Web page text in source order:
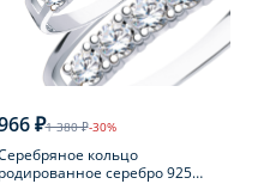
₽1 380 ₽-30%
кольцо
родированное серебро 925